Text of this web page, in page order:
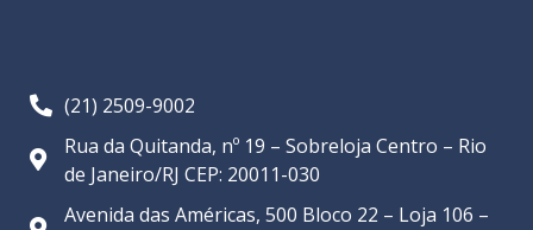
(21) 2509-9002
Rua da Quitanda, nº 19 – Sobreloja Centro – Rio
de Janeiro/RJ CEP: 20011-030
Avenida das Américas, 500 Bloco 22 – Loja 106 –